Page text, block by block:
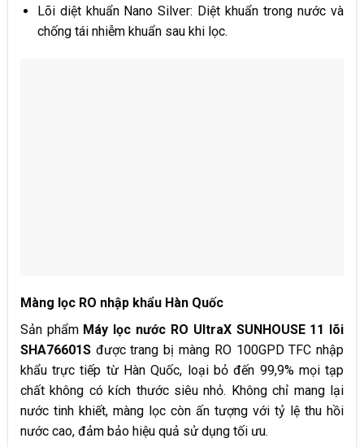
Lõi diệt khuẩn Nano Silver: Diệt khuẩn trong nước và
chống tái nhiễm khuẩn sau khi lọc.
Màng lọc RO nhập khẩu Hàn Quốc
Sản phẩm Máy lọc nước RO UltraX SUNHOUSE 11 lõi
SHA76601Sđược trang bị màng RO 100GPD TFC nhập
khẩu trực tiếp từ Hàn Quốc, loại bỏ đến 99,9% mọi tạp
chất không có kích thước siêu nhỏ. Không chỉ mang lại
nước tinh khiết, màng lọc còn ấn tượng với tỷ lệ thu hồi
nước cao, đảm bảo hiệu quả sử dụng tối ưu.